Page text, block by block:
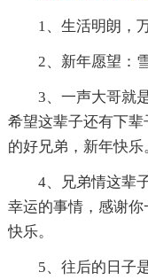
1、生活明朗，
2、新年愿望：
3、一声大哥就
希望这辈子还有下
的好兄弟，新年快乐
4、兄弟情这辈
幸运的事情，感谢
快乐。
5、往后的日子